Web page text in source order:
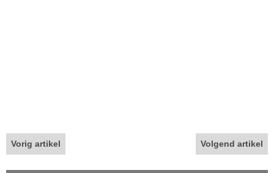
Vorig artikel Volgend artikel